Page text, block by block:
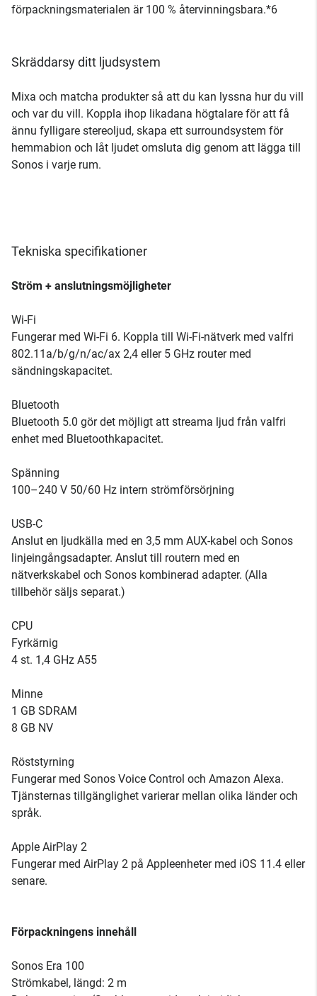
förpackningsmaterialen är 100 % återvinningsbara.*6
Skräddarsy ditt ljudsystem
Mixa och matcha produkter så att du kan lyssna hur du vill
och var du vill. Koppla ihop likadana högtalare för att få
ännu fylligare stereoljud, skapa ett surroundsystem för
hemmabion och låt ljudet omsluta dig genom att lägga till
Sonos i varje rum.
Tekniska specifikationer
Ström + anslutningsmöjligheter
Wi-Fi
Fungerar med Wi-Fi 6. Koppla till Wi-Fi-nätverk med valfri
802.11a/b/g/n/ac/ax 2,4 eller 5 GHz router med
sändningskapacitet.
Bluetooth
Bluetooth 5.0 gör det möjligt att streama ljud från valfri
enhet med Bluetoothkapacitet.
Spänning
100–240 V 50/60 Hz intern strömförsörjning
USB-C
Anslut en ljudkälla med en 3,5 mm AUX-kabel och Sonos
linjeingångsadapter. Anslut till routern med en
nätverkskabel och Sonos kombinerad adapter. (Alla
tillbehör säljs separat.)
CPU
Fyrkärnig
4 st. 1,4 GHz A55
Minne
1 GB SDRAM
8 GB NV
Röststyrning
Fungerar med Sonos Voice Control och Amazon Alexa.
Tjänsternas tillgänglighet varierar mellan olika länder och
språk.
Apple AirPlay 2
Fungerar med AirPlay 2 på Appleenheter med iOS 11.4 eller
senare.
Förpackningens innehåll
Sonos Era 100
Strömkabel, längd: 2 m